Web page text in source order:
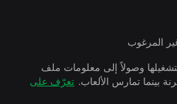
المرغوب
وصولاً إلى معلومات ملف
تعرّف على